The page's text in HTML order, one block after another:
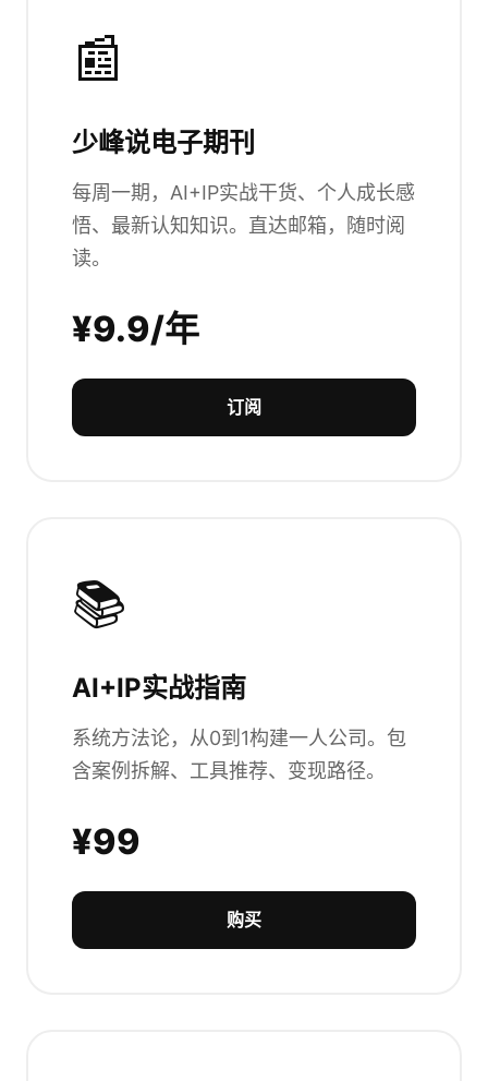
📰
少峰说电子期刊
每周一期，AI+IP实战干货、个人成长感
悟、最新认知知识。直达邮箱，随时阅
读。
¥9.9/年
订阅
📚
AI+IP实战指南
系统方法论，从0到1构建一人公司。包
含案例拆解、工具推荐、变现路径。
¥99
购买